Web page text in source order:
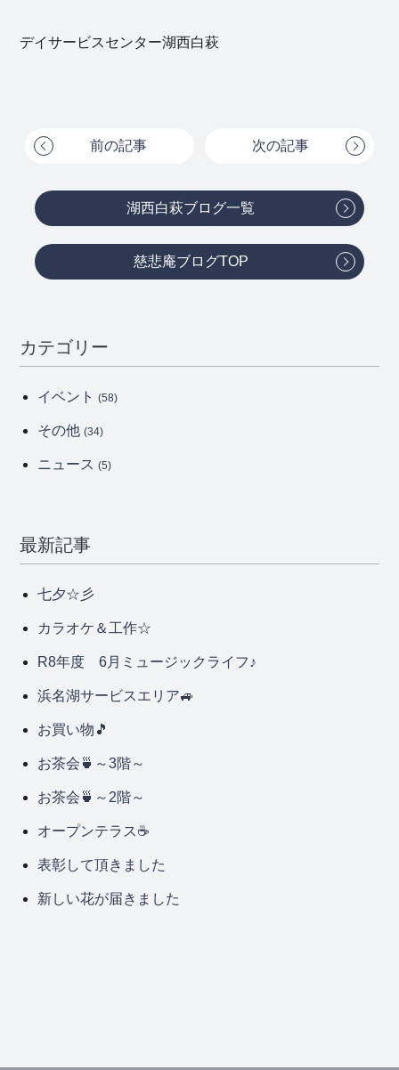
デイサービスセンター湖西白萩
前の記事 次の記事
湖西白萩ブログ一覧
慈悲庵ブログTOP
カテゴリー
イベント(58)
その他(34)
ニュース(5)
最新記事
七夕☆彡
カラオケ＆工作☆
R8年度 6月ミュージックライフ♪
浜名湖サービスエリア🚙
お買い物🎵
お茶会🍵～3階～
お茶会🍵～2階～
オープンテラス☕
表彰して頂きました
新しい花が届きました